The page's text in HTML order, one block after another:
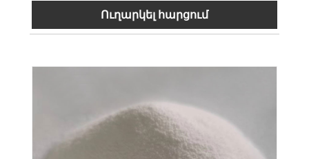
Ուղարկել հարցում